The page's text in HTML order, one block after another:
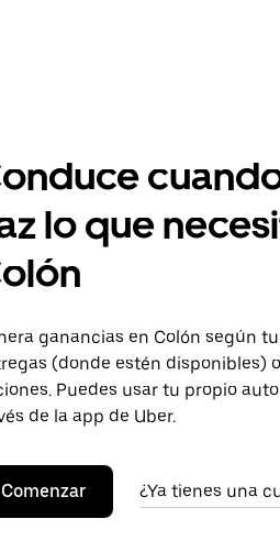
lo que
ganancias en Colón según
(donde estén disponibles)
Puedes usar tu propio
de la app de Uber.
Comenzar ¿Ya tienes una